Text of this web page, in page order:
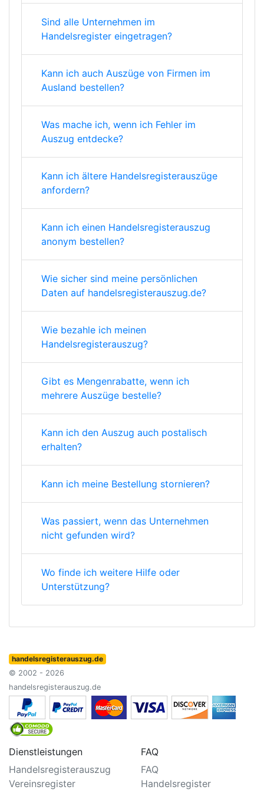
Sind alle Unternehmen im
Handelsregister eingetragen?
Kann ich auch Auszüge von Firmen im
Ausland bestellen?
Was mache ich, wenn ich Fehler im
Auszug entdecke?
Kann ich ältere Handelsregisterauszüge
anfordern?
Kann ich einen Handelsregisterauszug
anonym bestellen?
Wie sicher sind meine persönlichen
Daten auf handelsregisterauszug.de?
Wie bezahle ich meinen
Handelsregisterauszug?
Gibt es Mengenrabatte, wenn ich
mehrere Auszüge bestelle?
Kann ich den Auszug auch postalisch
erhalten?
Kann ich meine Bestellung stornieren?
Was passiert, wenn das Unternehmen
nicht gefunden wird?
Wo finde ich weitere Hilfe oder
Unterstützung?
handelsregisterauszug.de
© 2002 - 2026
handelsregisterauszug.de
Dienstleistungen
Handelsregisterauszug
Vereinsregister
FAQ
FAQ
Handelsregister